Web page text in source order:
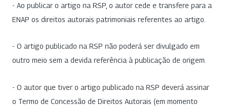
- Ao publicar o artigo na RSP, o autor cede e transfere para a
ENAP os direitos autorais patrimoniais referentes ao artigo.
- O artigo publicado na RSP não poderá ser divulgado em
outro meio sem a devida referência à publicação de origem.
- O autor que tiver o artigo publicado na RSP deverá assinar
o Termo de Concessão de Direitos Autorais (em momento